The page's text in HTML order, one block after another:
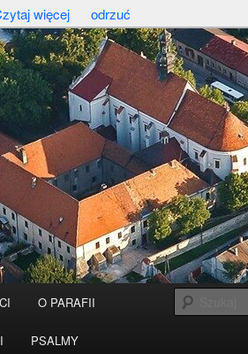
O PARAFII
PSALMY
więcej odrzuć